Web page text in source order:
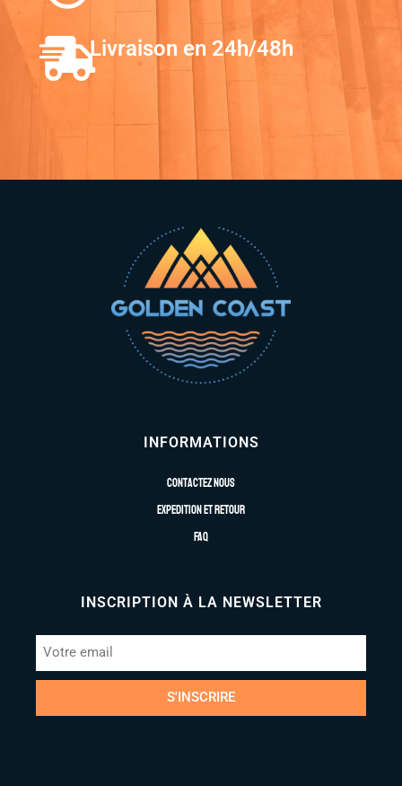
Livraison en 24h/48h
INFORMATIONS
Contactez nous
Expedition et retour
FAQ
INSCRIPTION À LA NEWSLETTER
S'INSCRIRE